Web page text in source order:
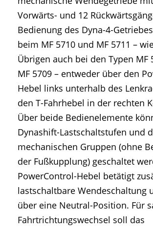
Vorwärts- und 12
Bedienung des Dyna-4-
beim MF 5710 und MF 5711 –
Übrigen auch bei den Typen MF
MF 5709 – entweder über den
Hebel links unterhalb des
den T-Fahrhebel in der rechten
Über beide Bedienelemente
Dynashift-Lastschaltstufen und
mechanischen Gruppen (ohne
der Fußkupplung) geschaltet
PowerControl-Hebel betätigt
lastschaltbare Wendeschaltung
über eine Neutral-Position. Für
Fahrtrichtungswechsel soll das